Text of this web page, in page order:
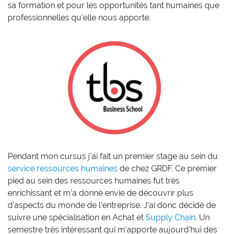
sa formation et pour les opportunités tant humaines que
professionnelles qu’elle nous apporte.
Pendant mon cursus j’ai fait un premier stage au sein du
service ressources humaines de chez GRDF. Ce premier
pied au sein des ressources humaines fut très
enrichissant et m’a donné envie de découvrir plus
d’aspects du monde de l’entreprise. J’ai donc décidé de
suivre une spécialisation en Achat et Supply Chain. Un
semestre très intéressant qui m’apporte aujourd’hui des